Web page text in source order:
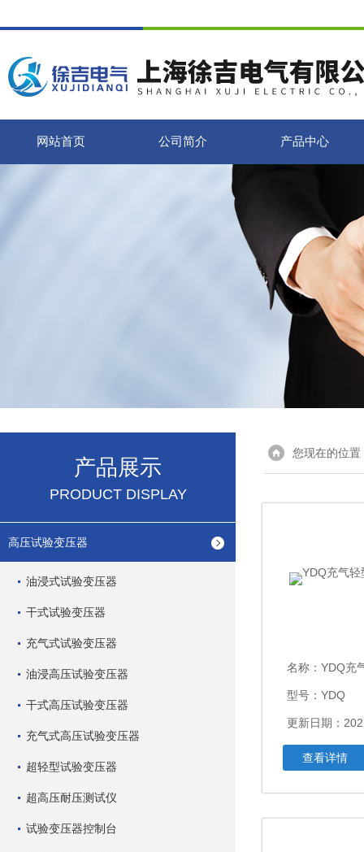
网站首页 公司简介 产品中心
产品展示
PRODUCT DISPLAY
高压试验变压器
油浸式试验变压器
干式试验变压器
充气式试验变压器
油浸高压试验变压器
干式高压试验变压器
充气式高压试验变压器
超轻型试验变压器
超高压耐压测试仪
试验变压器控制台
您现在的位置
名称： YDQ充气
型号：YDQ
更新日期：
查看详情